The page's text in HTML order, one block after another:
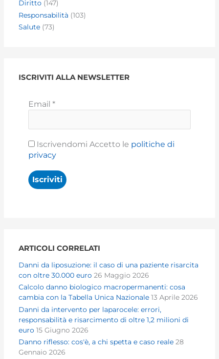
Diritto (147)
Responsabilità (103)
Salute (73)
ISCRIVITI ALLA NEWSLETTER
Email*
Iscrivendomi Accetto le politiche di
privacy
ARTICOLI CORRELATI
Danni da liposuzione: il caso di una paziente risarcita
con oltre 30.000 euro 26 Maggio 2026
Calcolo danno biologico macropermanenti: cosa
cambia con la Tabella Unica Nazionale 13 Aprile 2026
Danni da intervento per laparocele: errori,
responsabilità e risarcimento di oltre 1,2 milioni di
euro 15 Giugno 2026
Danno riflesso: cos'è, a chi spetta e caso reale 28
Gennaio 2026